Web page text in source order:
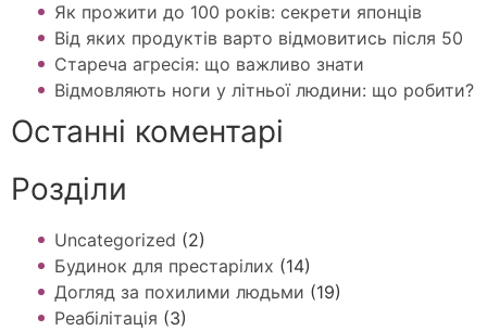
Як прожити до 100 років: секрети японців
Від яких продуктів варто відмовитись після 50
Стареча агресія: що важливо знати
Відмовляють ноги у літньої людини: що робити?
Останні коментарі
Розділи
Uncategorized (2)
Будинок для престарілих (14)
Догляд за похилими людьми (19)
Реабілітація (3)